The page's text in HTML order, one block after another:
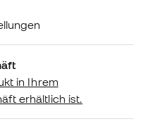
in Ihrem
erhältlich ist.